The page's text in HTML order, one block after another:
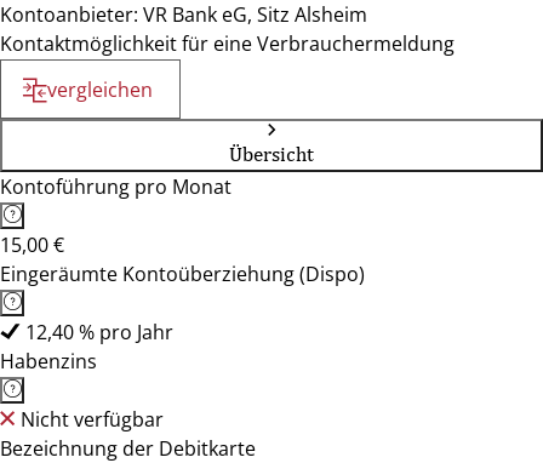
Kontoanbieter: VR Bank eG, Sitz Alsheim
Kontaktmöglichkeit für eine Verbrauchermeldung
vergleichen
Übersicht
Kontoführung pro Monat
15,00 €
Eingeräumte Kontoüberziehung (Dispo)
12,40 % pro Jahr
Habenzins
Nicht verfügbar
Bezeichnung der Debitkarte